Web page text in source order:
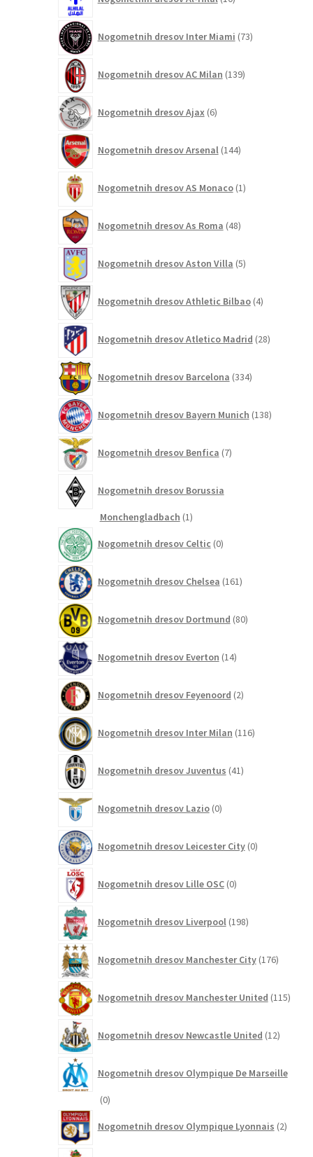
izdelkov
Nogometnih dresov Inter Miami 73izdelkov
Nogometnih dresov AC Milan 139izdelkov
Nogometnih dresov Ajax 6izdelkov
Nogometnih dresov Arsenal 144izdelkov
Nogometnih dresov AS Monaco 1izdelek
Nogometnih dresov As Roma 48izdelkov
Nogometnih dresov Aston Villa 5izdelkov
Nogometnih dresov Athletic Bilbao 4izdelki
Nogometnih dresov Atletico Madrid 28izdelkov
Nogometnih dresov Barcelona 334izdelkov
Nogometnih dresov Bayern Munich 138izdelkov
Nogometnih dresov Benfica 7izdelkov
Nogometnih dresov Borussia
Monchengladbach 11
Nogometnih dresov Celtic 0izdelkov
Nogometnih dresov Chelsea 161izdelkov
Nogometnih dresov Dortmund 80izdelkov
Nogometnih dresov Everton 14izdelkov
Nogometnih dresov Feyenoord 2izdelka
Nogometnih dresov Inter Milan 116izdelkov
Nogometnih dresov Juventus 41izdelkov
Nogometnih dresov Lazio 0izdelkov
Nogometnih dresov Leicester City 0izdelkov
Nogometnih dresov Lille OSC 0izdelkov
Nogometnih dresov Liverpool 198izdelkov
Nogometnih dresov Manchester City 176izdelkov
Nogometnih dresov Manchester United 115
Nogometnih dresov Newcastle United 12izdelkov
Nogometnih dresov Olympique De Marseille
00
Nogometnih dresov Olympique Lyonnais 2izdelka